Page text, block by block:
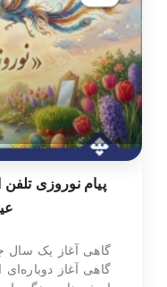
گاهی آغاز یک سال
گاهی آغاز